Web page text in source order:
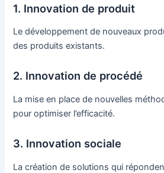
1. Innovation de produit
Le développement de nouveaux
des produits existants.
2. Innovation de procédé
La mise en place de nouvelles
pour optimiser l’efficacité.
3. Innovation sociale
La création de solutions qui